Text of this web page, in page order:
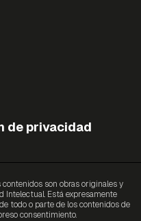
de privacidad
son obras originales y
Intelectual. Está expresamente
todo o parte de los contenidos de
consentimiento.